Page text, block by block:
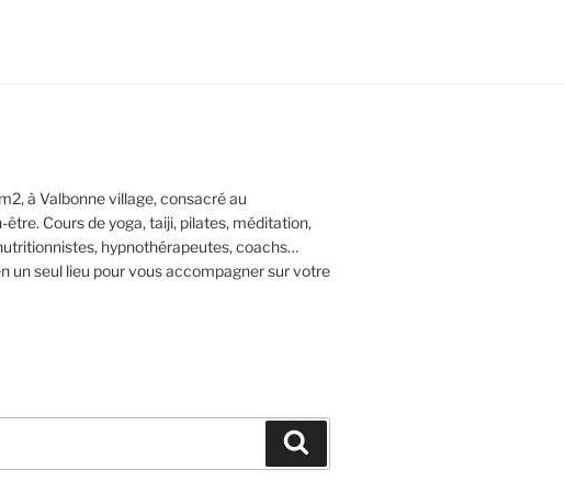
à Valbonne village, consacré au
Cours de yoga, taiji, pilates, méditation,
hypnothérapeutes, coachs…
un seul lieu pour vous accompagner sur votre